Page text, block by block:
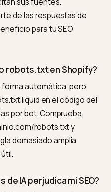
(FAQ)
en mi tienda
GPTBot sirve al
tu contenido del
a tu presencia en
de OAI-SearchBot y
permiten
otros bloquean el